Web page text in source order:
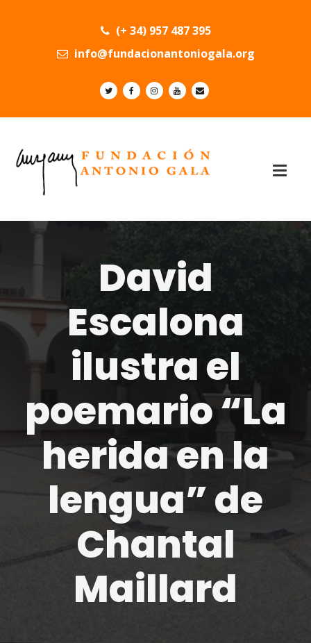
(+ 34) 957 487 395
info@fundacionantoniogala.org
David
Escalona
ilustra el
poemario “La
herida en la
lengua” de
Chantal
Maillard